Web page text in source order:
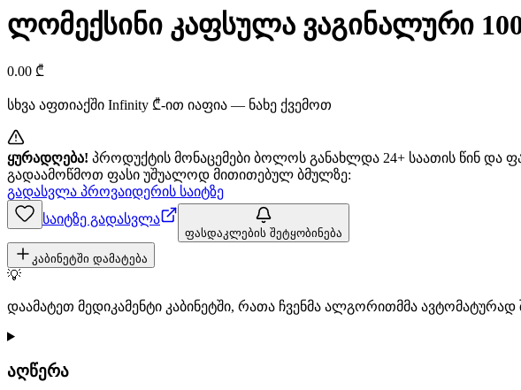
ლომექსინი კაფსულა ვაგინალური
0.00 ₾
სხვა აფთიაქში Infinity ₾-ით იაფია — ნახე ქვემოთ
ყურადღება! პროდუქტის მონაცემები ბოლოს განახლდა 24+ საათის წინ და
გადაამოწმოთ ფასი უშუალოდ მითითებულ ბმულზე:
გადასვლა პროვაიდერის საიტზე
საიტზე გადასვლა
ფასდაკლების შეტყობინება
კაბინეტში დამატება
💡
დაამატეთ მედიკამენტი კაბინეტში, რათა ჩვენმა ალგორითმმა
აღწერა